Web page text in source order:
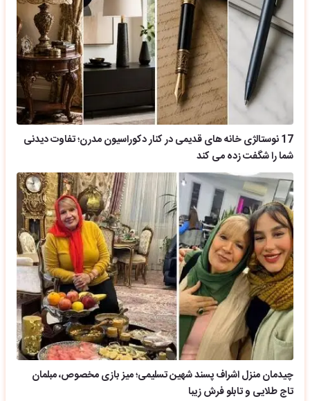
17 نوستالژی خانه های قدیمی در کنار دکوراسیون مدرن؛ تفاوت دیدنی
شما را شگفت زده می کند
چیدمان منزل اشراف پسند شهین تسلیمی؛ میز بازی مخصوص، مبلمان
تاج طلایی و تابلو فرش زیبا